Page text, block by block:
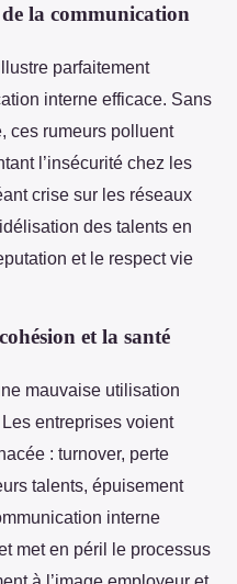
la communication
parfaitement
interne efficace. Sans
ces rumeurs polluent
l’insécurité chez les
crise sur les réseaux
des talents en
et le respect vie
et la santé
mauvaise utilisation
entreprises voient
: turnover, perte
talents, épuisement
interne
met en péril le processus